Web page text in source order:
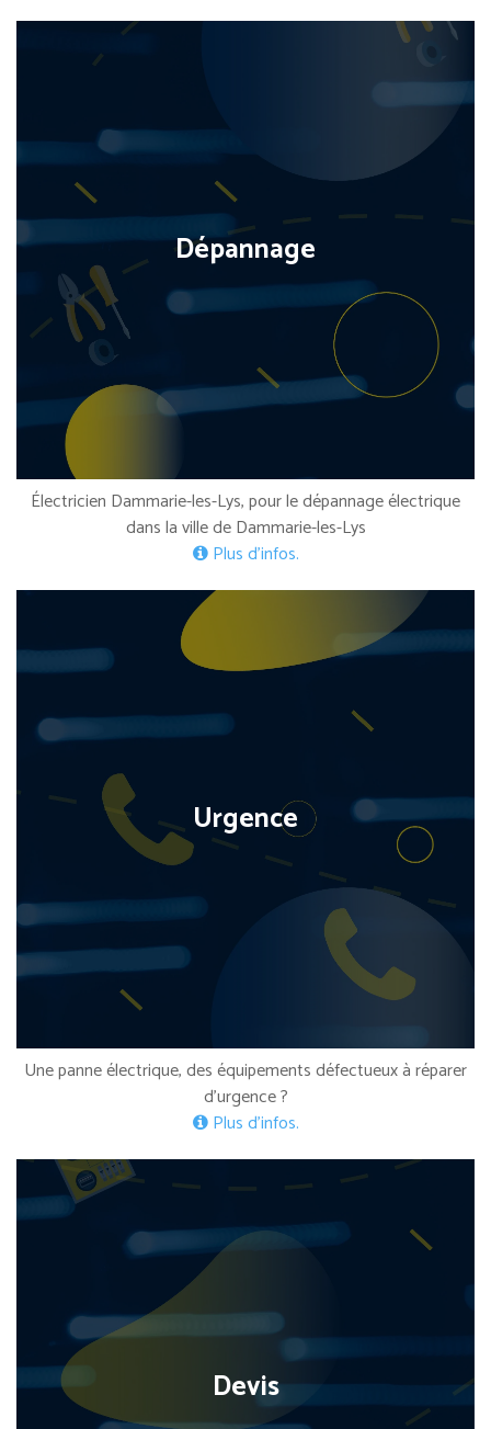
Dépannage
Électricien Dammarie-les-Lys, pour le dépannage électrique
dans la ville de Dammarie-les-Lys
Plus d’infos.
Urgence
Une panne électrique, des équipements défectueux à réparer
d’urgence ?
Plus d’infos.
Devis